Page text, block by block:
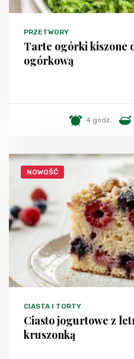
PRZETWORY
Tarte ogórki kiszone
ogórkową
4 godz.
NOWOŚĆ
CIASTA I TORTY
Ciasto jogurtowe z
kruszonką